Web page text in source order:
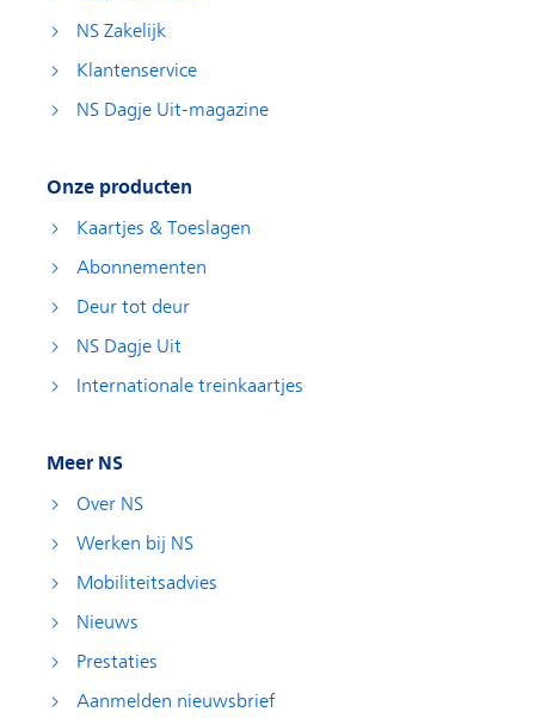
NS Zakelijk
Klantenservice
NS Dagje Uit-magazine
Onze producten
Kaartjes & Toeslagen
Abonnementen
Deur tot deur
NS Dagje Uit
Internationale treinkaartjes
Meer NS
Over NS
Werken bij NS
Mobiliteitsadvies
Nieuws
Prestaties
Aanmelden nieuwsbrief